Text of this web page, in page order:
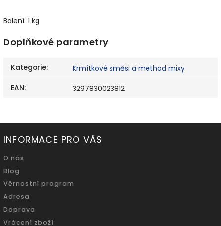
Balení: 1 kg
Doplňkové parametry
Kategorie:
Krmítkové směsi a method mixy
EAN: 3297830023812
INFORMACE PRO VÁS
O nás
Blog
Věrnostní program
Adresa
Doprava
Vrácení zboží